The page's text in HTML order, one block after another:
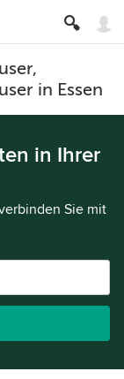
in Essen
in Ihrer
Sie mit